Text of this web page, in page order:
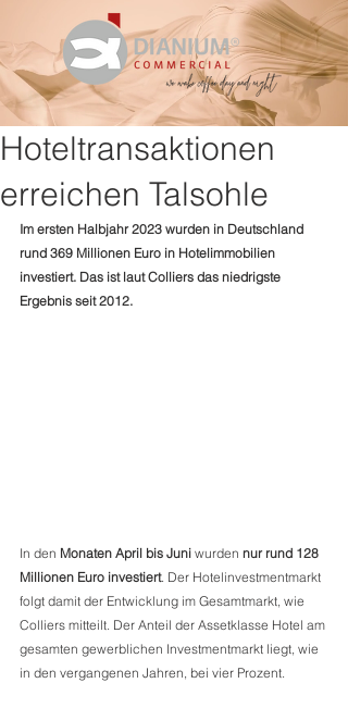
Hoteltransaktionen
erreichen Talsohle
Im ersten Halbjahr 2023 wurden in Deutschland
rund 369 Millionen Euro in Hotelimmobilien
investiert. Das ist laut Colliers das niedrigste
Ergebnis seit 2012.
In den Monaten April bis Juni wurden nur rund 128
Millionen Euro investiert. Der Hotelinvestmentmarkt
folgt damit der Entwicklung im Gesamtmarkt, wie
Colliers mitteilt. Der Anteil der Assetklasse Hotel am
gesamten gewerblichen Investmentmarkt liegt, wie
in den vergangenen Jahren, bei vier Prozent.